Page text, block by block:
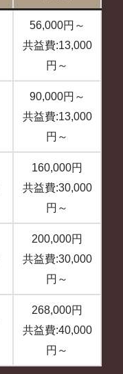
56,000円～
共益費:13,000
円～
90,000円～
共益費:13,000
円～
160,000円
共益費:30,000
円～
200,000円
共益費:30,000
円～
268,000円
共益費:40,000
円～